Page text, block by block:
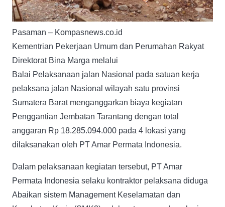
Pasaman – Kompasnews.co.id
Kementrian Pekerjaan Umum dan Perumahan Rakyat
Direktorat Bina Marga melalui
Balai Pelaksanaan jalan Nasional pada satuan kerja
pelaksana jalan Nasional wilayah satu provinsi
Sumatera Barat menganggarkan biaya kegiatan
Penggantian Jembatan Tarantang dengan total
anggaran Rp 18.285.094.000 pada 4 lokasi yang
dilaksanakan oleh PT Amar Permata Indonesia.
Dalam pelaksanaan kegiatan tersebut, PT Amar
Permata Indonesia selaku kontraktor pelaksana diduga
Abaikan sistem Management Keselamatan dan